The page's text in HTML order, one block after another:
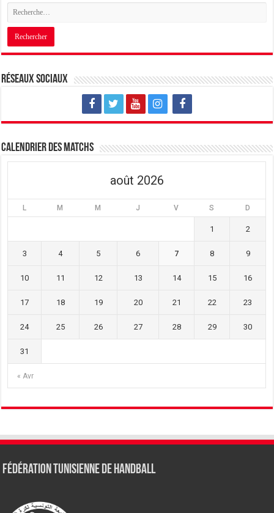
Réseaux sociaux
Calendrier des matchs
août 2026
L M M J V S D
« Avr
1 2
3 4 5 6 7 8 9
10 11 12 13 14 15 16
17 18 19 20 21 22 23
24 25 26 27 28 29 30
31
Fédération tunisienne de Handball